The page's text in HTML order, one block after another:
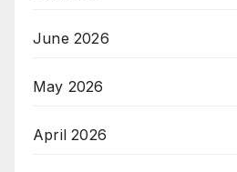
June 2026
May 2026
April 2026